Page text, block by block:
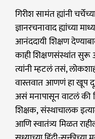
गिरीश सामंत ह्यांनी
ज्ञानरचनावाद ह्यांच्या
आनंददायी शिक्षण
काही शिक्षणसंस्थांत सुरू
त्यांनी म्हटलं तसं,
वास्तवात आणणं हा खूप
असं मनापासून वाटलं की
शिक्षक, संस्थाचालक
आणि स्वातंत्र्य मिळत